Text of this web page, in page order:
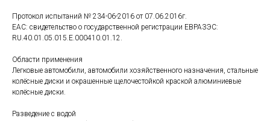
Протокол испытаний № 234-06-2016 от 07.06.2016г.
EAC: свидетельство о государственной регистрации ЕВРАЗЭС:
RU.40.01.05.015.E.000410.01.12.
Области применения
Легковые автомобили, автомобили хозяйственного назначения, стальные
колёсные диски и окрашенные щелочестойкой краской алюминиевые
колёсные диски.
Разведение с водой